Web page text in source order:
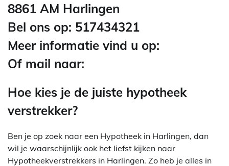
8861 AM Harlingen
Bel ons op: 517434321
Meer informatie vind u op:
Of mail naar:
Hoe kies je de juiste hypotheek
verstrekker?
Ben je op zoek naar een Hypotheek in Harlingen, dan
wil je waarschijnlijk ook het liefst kijken naar
Hypotheekverstrekkers in Harlingen. Zo heb je alles in